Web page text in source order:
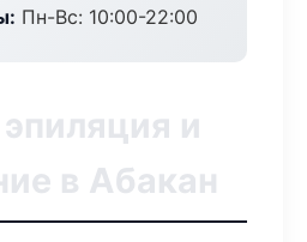
Пн-Вс: 10:00-22:00
и
в Абакан